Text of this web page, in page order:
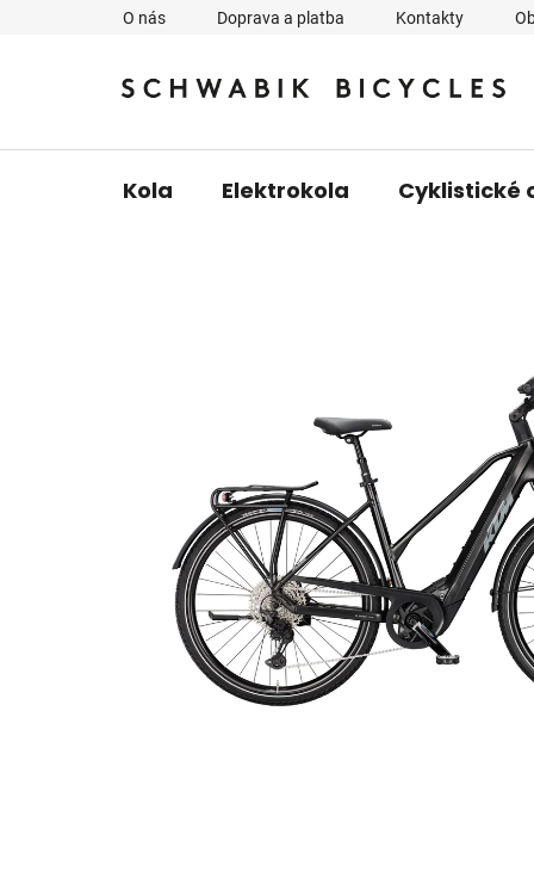
O nás Doprava a platba Kontakty
Kola Elektrokola Cyklistické